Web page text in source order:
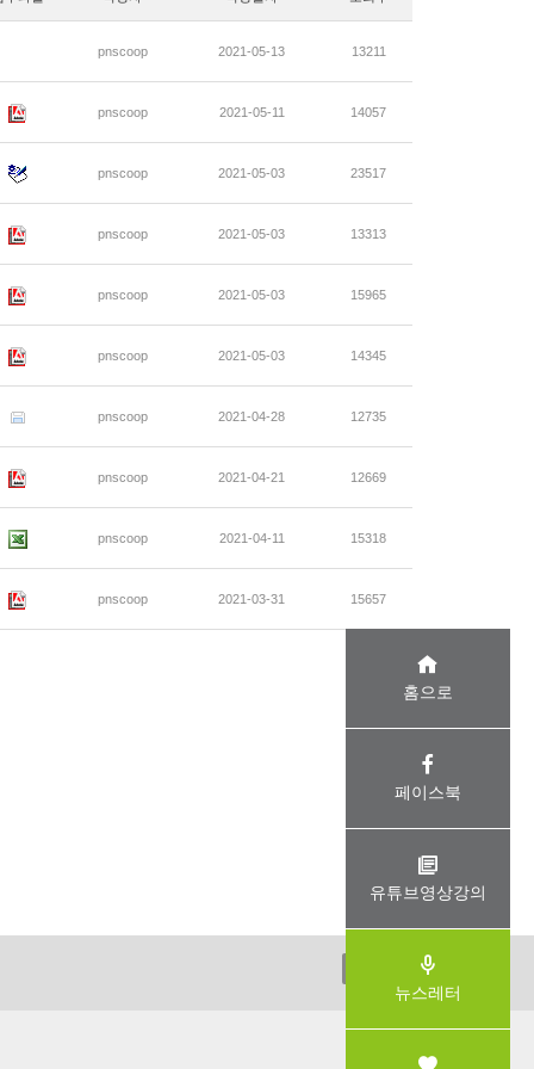
pnscoop 2021-05-13 13211
pnscoop 2021-05-11 14057
pnscoop 2021-05-03 23517
pnscoop 2021-05-03 13313
pnscoop 2021-05-03 15965
pnscoop 2021-05-03 14345
pnscoop 2021-04-28 12735
pnscoop 2021-04-21 12669
pnscoop 2021-04-11 15318
pnscoop 2021-03-31 15657
홈으로
페이스북
유튜브영상강의
뉴스레터